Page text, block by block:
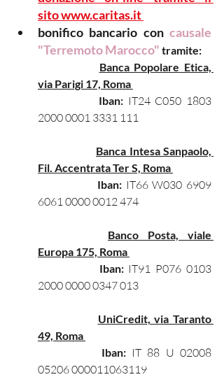
sito www.caritas.it
bonifico bancario con causale
"Terremoto Marocco" tramite:
Banca Popolare Etica,
via Parigi 17, Roma
Iban: IT24 C050 1803
2000 0001 3331 111
Banca Intesa Sanpaolo,
Fil. Accentrata Ter S, Roma
Iban: IT66 W030 6909
6061 0000 0012 474
Banco Posta, viale
Europa 175, Roma
Iban: IT91 P076 0103
2000 0000 0347 013
UniCredit, via Taranto
49, Roma
Iban: IT 88 U 02008
05206 000011063119